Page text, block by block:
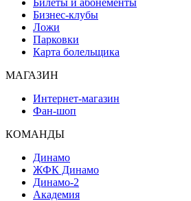
Бизнес-клубы
Ложи
Парковки
Карта болельщика
МАГАЗИН
Интернет-магазин
Фан-шоп
КОМАНДЫ
Динамо
ЖФК Динамо
Динамо-2
Академия